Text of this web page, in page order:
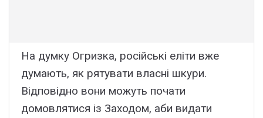
На думку Огризка, російські еліти вже
думають, як рятувати власні шкури.
Відповідно вони можуть почати
домовлятися із Заходом, аби видати